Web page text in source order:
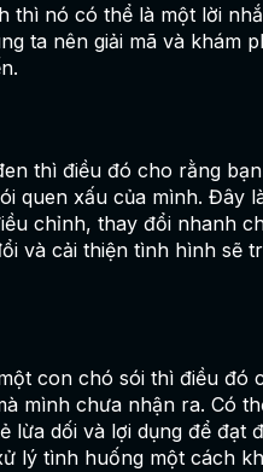
thì nó có thể là một lời
ta nên giải mã và khám
thì điều đó cho rằng
quen xấu của mình. Đây
chỉnh, thay đổi nhanh
và cải thiện tình hình sẽ
con chó sói thì điều đó
mình chưa nhận ra. Có
lừa dối và lợi dụng để đạt
lý tình huống một cách